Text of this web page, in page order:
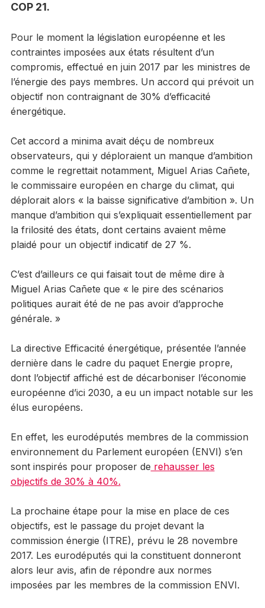
COP 21.
Pour le moment la législation européenne et les
contraintes imposées aux états résultent d’un
compromis, effectué en juin 2017 par les ministres de
l’énergie des pays membres. Un accord qui prévoit un
objectif non contraignant de 30% d’efficacité
énergétique.
Cet accord a minima avait déçu de nombreux
observateurs, qui y déploraient un manque d’ambition
comme le regrettait notamment, Miguel Arias Cañete,
le commissaire européen en charge du climat, qui
déplorait alors « la baisse significative d’ambition ». Un
manque d’ambition qui s’expliquait essentiellement par
la frilosité des états, dont certains avaient même
plaidé pour un objectif indicatif de 27 %.
C’est d’ailleurs ce qui faisait tout de même dire à
Miguel Arias Cañete que « le pire des scénarios
politiques aurait été de ne pas avoir d’approche
générale. »
La directive Efficacité énergétique, présentée l’année
dernière dans le cadre du paquet Energie propre,
dont l’objectif affiché est de décarboniser l’économie
européenne d’ici 2030, a eu un impact notable sur les
élus européens.
En effet, les eurodéputés membres de la commission
environnement du Parlement européen (ENVI) s’en
sont inspirés pour proposer de rehausser les
objectifs de 30% à 40%.
La prochaine étape pour la mise en place de ces
objectifs, est le passage du projet devant la
commission énergie (ITRE), prévu le 28 novembre
2017. Les eurodéputés qui la constituent donneront
alors leur avis, afin de répondre aux normes
imposées par les membres de la commission ENVI.